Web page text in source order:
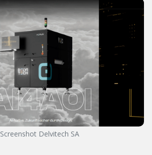
Screenshot Delvitech SA